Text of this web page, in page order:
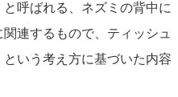
と呼ばれる、ネズミの背中に
連するもので、ティッシュ
いう考え方に基づいた内容